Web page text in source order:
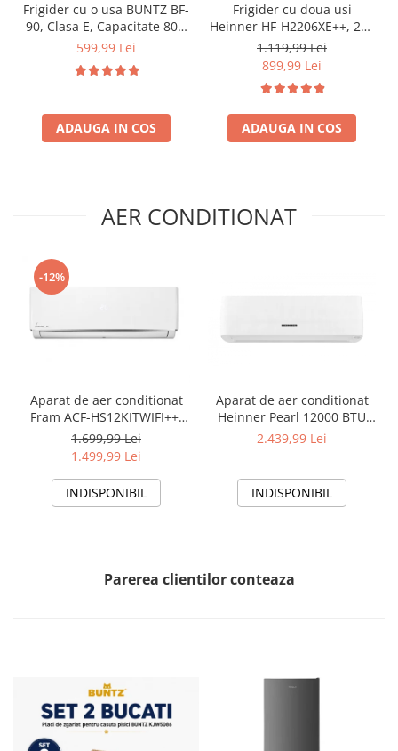
Frigider cu o usa BUNTZ BF-
90, Clasa E, Capacitate 80L,
Iluminare interioara,
cm, Alb
599,99 Lei
ADAUGA IN COS
Frigider cu doua usi
Heinner HF-H2206XE++, 206
l, Clasa E, lumina LED, 3
rafturi de sticla, H 143 cm,
Inox
1.119,99 Lei
899,99 Lei
ADAUGA IN COS
AER CONDITIONAT
-12%
Aparat de aer conditionat
Fram ACF-HS12KITWIFI++,
12000 BTU, Wifi, Kit
instalare inclus, Functie
Sleep, Clasa A++
1.699,99 Lei
1.499,99 Lei
INDISPONIBIL
Aparat de aer conditionat
Heinner Pearl 12000 BTU
Wi-Fi, Clasa A+++/A+++, AI
alb
2.439,99 Lei
INDISPONIBIL
Parerea clientilor conteaza